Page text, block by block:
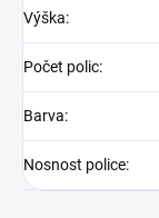
Výška:
Počet polic:
Barva:
Nosnost police: